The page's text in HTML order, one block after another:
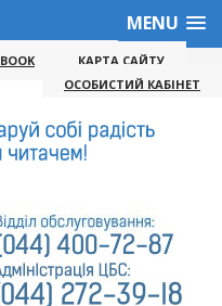
MENU
КАРТА САЙТУ
ОСОБИСТИЙ КАБІНЕТ